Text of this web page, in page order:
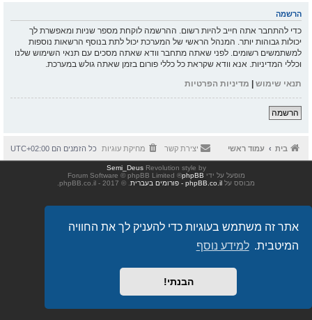
אתר זה משתמש בעוגיות כדי להעניק לך את החוויה
המיטבית. למידע נוסף
הבנתי!
הרשמה
כדי להתחבר אתה חייב להיות רשום. ההרשמה לוקחת מספר שניות ומאפשרת לך
יכולות גבוהות יותר. המנהל הראשי של המערכת יכול לתת בנוסף הרשאות נוספות
למשתמשים רשומים. לפני שאתה מתחבר וודא שאתה מסכים עם תנאי השימוש שלנו
וכללי המדיניות. אנא וודא שקראת כל כללי פורום בזמן שאתה גולש במערכת.
תנאי שימוש | מדיניות הפרטיות
הרשמה
בית עמוד ראשי כל הזמנים הם UTC+02:00 מחיקת עוגיות יצירת קשר
Revolution style by
Semi_Deus
מופעל על ידי phpBB
® Forum Software © phpBB Limited
מבוסס על phpBB.co.il - פורומים בעברית . © 2017 - phpBB.co.il.